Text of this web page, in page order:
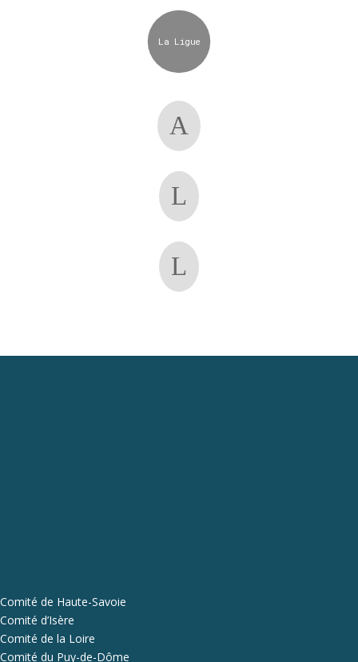
La Ligue
A
L
L
Comité de Haute-Savoie
Comité d’Isère
Comité de la Loire
Comité du Puy-de-Dôme